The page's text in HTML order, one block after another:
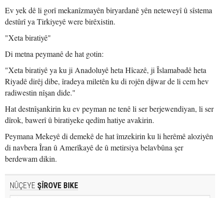
Ev yek dê li gorî mekanîzmayên biryardanê yên neteweyî û sîstema
destûrî ya Tirkiyeyê were birêxistin.
"Xeta biratiyê"
Di metna peymanê de hat gotin:
"Xeta biratiyê ya ku ji Anadoluyê heta Hîcazê, ji Îslamabadê heta
Riyadê dirêj dibe, îradeya miletên ku di rojên dijwar de li cem hev
radiwestin nîşan dide."
Hat destnîşankirin ku ev peyman ne tenê li ser berjewendiyan, li ser
dîrok, bawerî û biratiyeke qedîm hatiye avakirin.
Peymana Mekeyê di demekê de hat îmzekirin ku li herêmê aloziyên
di navbera Îran û Amerîkayê de û metirsiya belavbûna şer
berdewam dikin.
NÛÇEYE ŞÎROVE BIKE